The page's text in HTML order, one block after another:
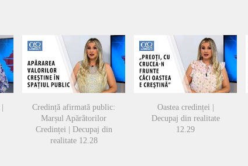
Credință afirmată public:
Marșul Apărătorilor
Credinței | Decupaj din
realitate 12.28
Oastea credinței |
Decupaj din realitate
12.29